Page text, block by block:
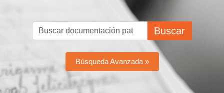
Buscar
Búsqueda Avanzada »